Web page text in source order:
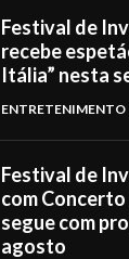
Festival de
recebe
Itália” nesta
ENTRETENIMENTO
Festival de
com
segue com
agosto